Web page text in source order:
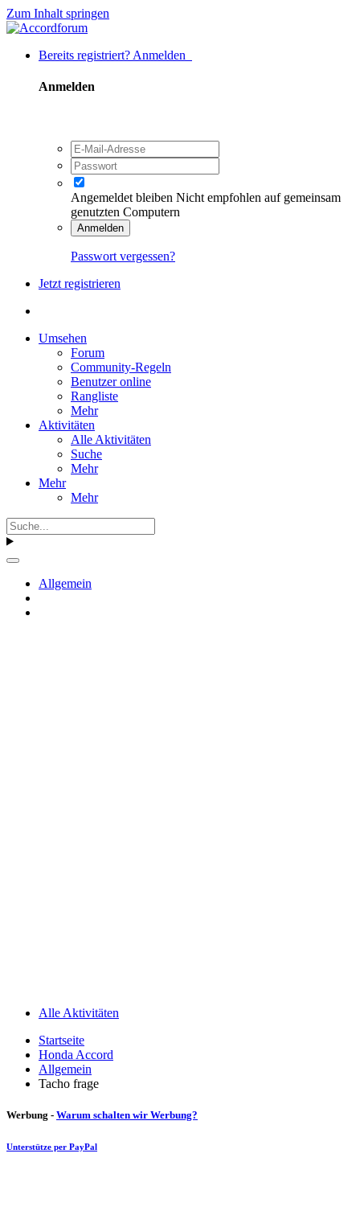
Zum Inhalt springen
Bereits registriert? Anmelden
Anmelden
Angemeldet bleiben Nicht empfohlen auf gemeinsam
genutzten Computern
Anmelden
Passwort vergessen?
Jetzt registrieren
Umsehen
Forum
Community-Regeln
Benutzer online
Rangliste
Mehr
Aktivitäten
Alle Aktivitäten
Suche
Mehr
Mehr
Mehr
Allgemein
Alle Aktivitäten
Startseite
Honda Accord
Allgemein
Tacho frage
Werbung - Warum schalten wir Werbung?
Unterstütze per PayPal